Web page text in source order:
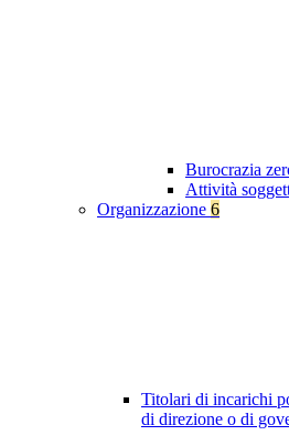
Burocrazia
Attività
Organizzazione 6
Titolari di incarichi
di direzione o di